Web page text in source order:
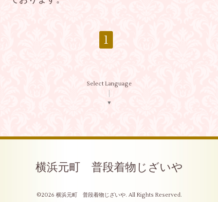
1
Select Language
▼
横浜元町 普段着物じざいや
©2026 横浜元町 普段着物じざいや. All Rights Reserved.